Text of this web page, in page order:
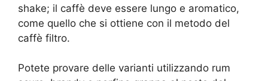
shake; il caffè deve essere lungo e aromatico,
come quello che si ottiene con il metodo del
caffè filtro.
Potete provare delle varianti utilizzando rum